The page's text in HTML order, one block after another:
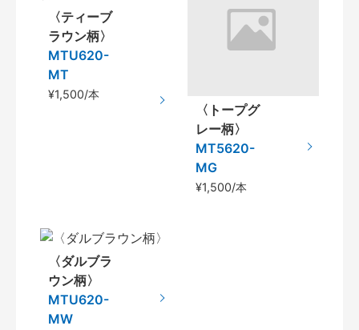
〈ティーブ
ラウン柄〉
MTU620-
MT
¥1,500/本
〈トープグ
レー柄〉
MT5620-
MG
¥1,500/本
〈ダルブラ
ウン柄〉
MTU620-
MW